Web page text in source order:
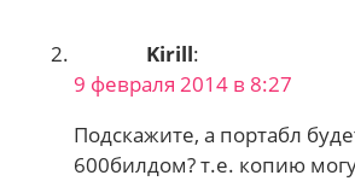
Kirill:
9 февраля 2014 в 8:27
Подскажите, а портабл
600билдом? т.е. копию